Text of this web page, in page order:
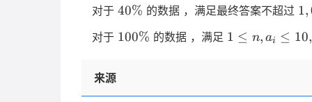
对于 40\%
40% 的数据 ，满足最终答案不超过 1,
对于 100\%
100% 的数据 ，满足 1 ≤
1 ≤ n, ai ≤ 10,
来源